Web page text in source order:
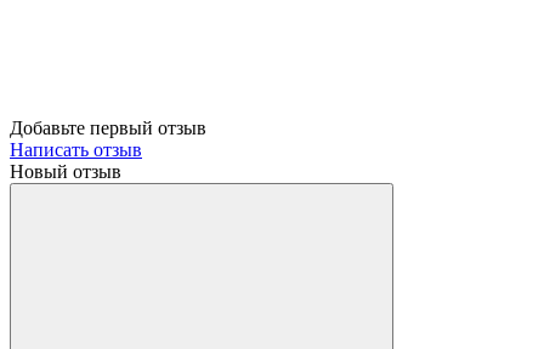
Добавьте первый отзыв
Написать отзыв
Новый отзыв